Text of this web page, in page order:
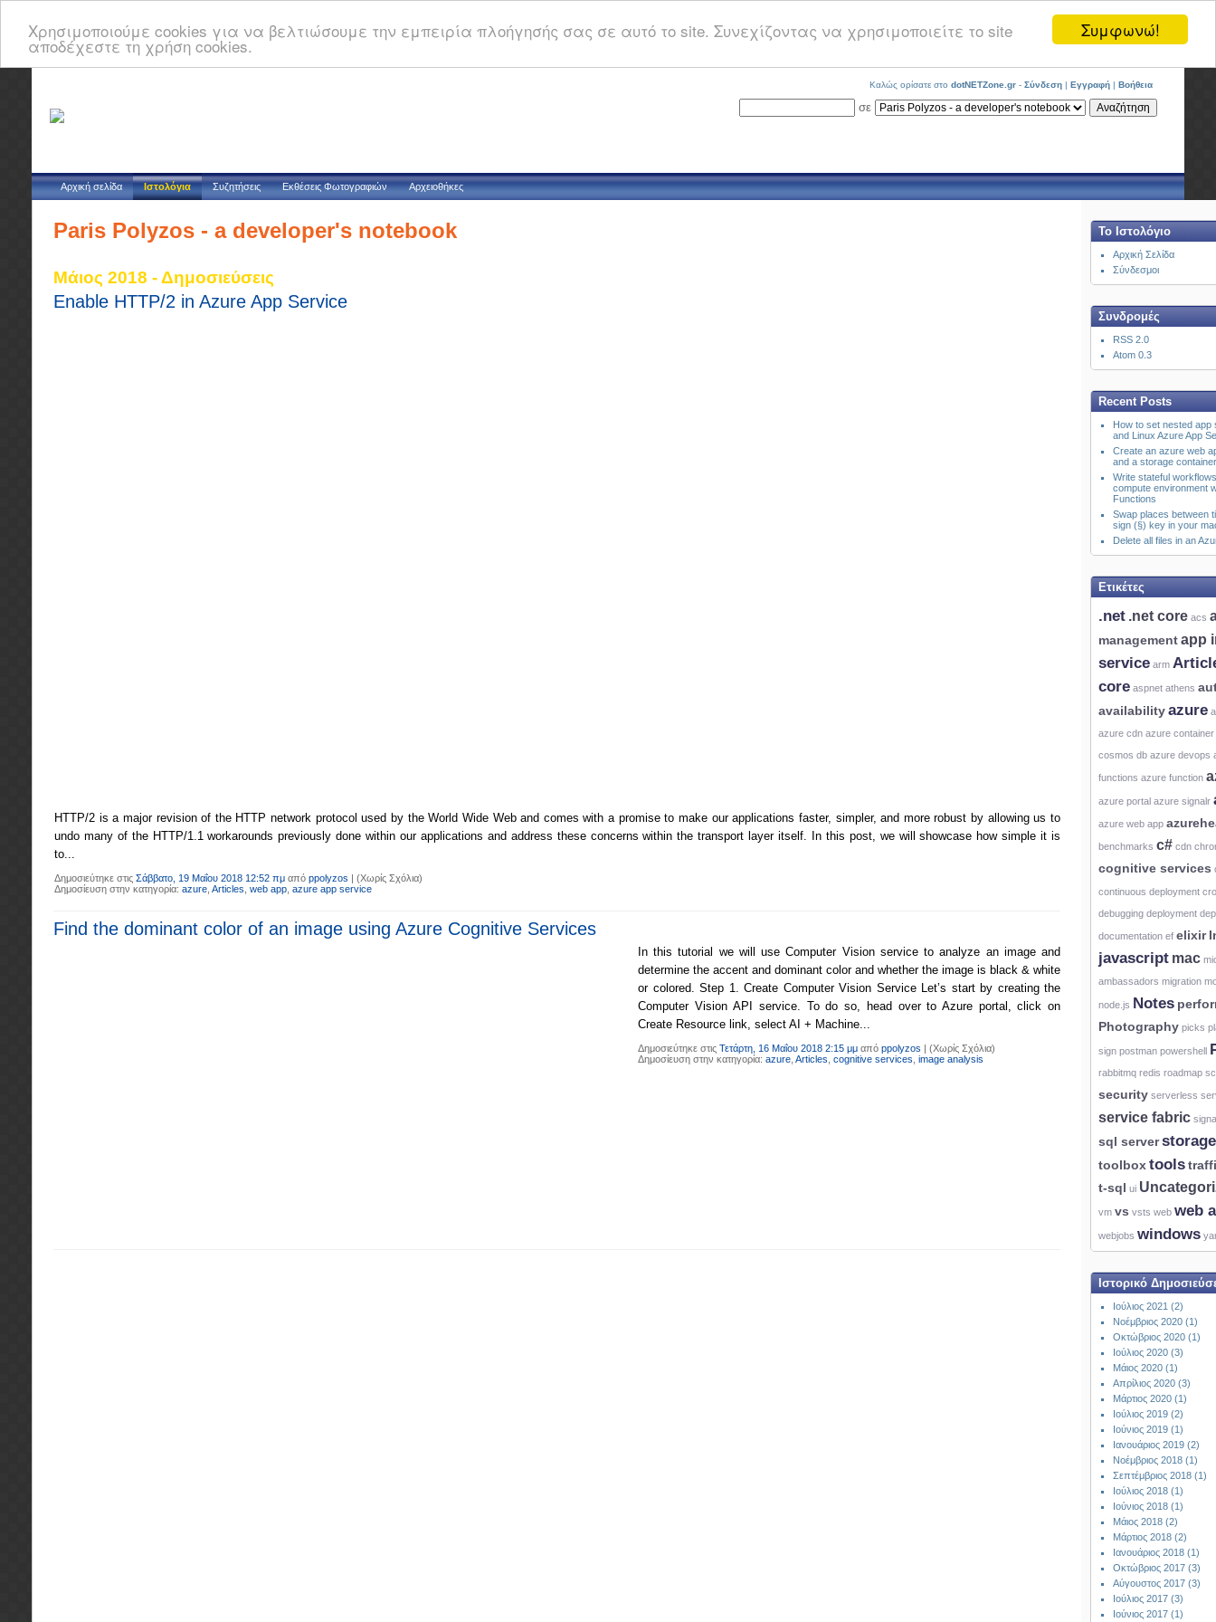
Συμφωνώ!
Χρησιμοποιούμε cookies για να βελτιώσουμε την εμπειρία πλοήγησής σας σε αυτό το site. Συνεχίζοντας να χρησιμοποιείτε το site
αποδέχεστε τη χρήση cookies.
Καλώς ορίσατε στο dotNETZone.gr - Σύνδεση | Εγγραφή | Βοήθεια
σε
Αρχική σελίδα Ιστολόγια Συζητήσεις Εκθέσεις Φωτογραφιών Αρχειοθήκες
Paris Polyzos - a developer's notebook
Μάιος 2018 - Δημοσιεύσεις
Enable HTTP/2 in Azure App Service
HTTP/2 is a major revision of the HTTP network protocol used by the World Wide Web and comes with a promise to make our applications faster, simpler, and more robust by allowing us to
undo many of the HTTP/1.1 workarounds previously done within our applications and address these concerns within the transport layer itself. In this post, we will showcase how simple it is
to...
Δημοσιεύτηκε στις Σάββατο, 19 Μαΐου 2018 12:52 πμ από ppolyzos | (Χωρίς Σχόλια)
Δημοσίευση στην κατηγορία: azure Articles web app azure app service
Find the dominant color of an image using Azure Cognitive Services
In this tutorial we will use Computer Vision service to analyze an image and
determine the accent and dominant color and whether the image is black & white
or colored. Step 1. Create Computer Vision Service Let’s start by creating the
Computer Vision API service. To do so, head over to Azure portal, click on
Create Resource link, select AI + Machine...
Δημοσιεύτηκε στις Τετάρτη, 16 Μαΐου 2018 2:15 μμ από ppolyzos | (Χωρίς Σχόλια)
Δημοσίευση στην κατηγορία: azure Articles cognitive services image analysis
Το Ιστολόγιο
Αρχική Σελίδα
Σύνδεσμοι
Συνδρομές
RSS 2.0
Atom 0.3
Recent Posts
How to set nested app
and Linux Azure App
Create an azure web
and a storage
Write stateful
compute environment
Functions
Swap places between
sign (§) key in your
Delete all files in an
Ετικέτες
.net .net core acs
managementapp
service arm
core aspnet athens
availabilityazure
azure cdn azure
cosmos db azure devops
functions azure function
azure portal azure signalr
azure web app
benchmarks c# cdn
cognitive services
continuous deployment
debugging deployment
documentation ef elixir
javascript mac
ambassadors migration
node.js Notes
Photography picks
sign postman powershell
rabbitmq redis roadmap
security serverless
service fabric
sql serverstorage
toolboxtools
t-sql ui
vm vs vsts web web
webjobs windows
Ιστορικό
Ιούλιος 2021 (2)
Νοέμβριος 2020 (1)
Οκτώβριος 2020 (1)
Ιούλιος 2020 (3)
Μάιος 2020 (1)
Απρίλιος 2020 (3)
Μάρτιος 2020 (1)
Ιούλιος 2019 (2)
Ιούνιος 2019 (1)
Ιανουάριος 2019 (2)
Νοέμβριος 2018 (1)
Σεπτέμβριος 2018 (1)
Ιούλιος 2018 (1)
Ιούνιος 2018 (1)
Μάιος 2018 (2)
Μάρτιος 2018 (2)
Ιανουάριος 2018 (1)
Οκτώβριος 2017 (3)
Αύγουστος 2017 (3)
Ιούλιος 2017 (3)
Ιούνιος 2017 (1)